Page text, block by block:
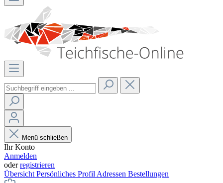
Menü schließen
Ihr Konto
Anmelden
oderregistrieren
Übersicht Persönliches Profil Adressen Bestellungen